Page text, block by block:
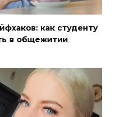
как студенту
в общежитии